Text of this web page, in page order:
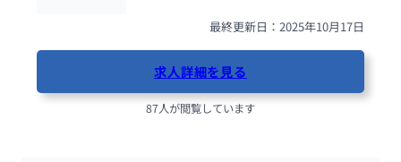
最終更新日：2025年10月17日
求人詳細を見る
87人が閲覧しています